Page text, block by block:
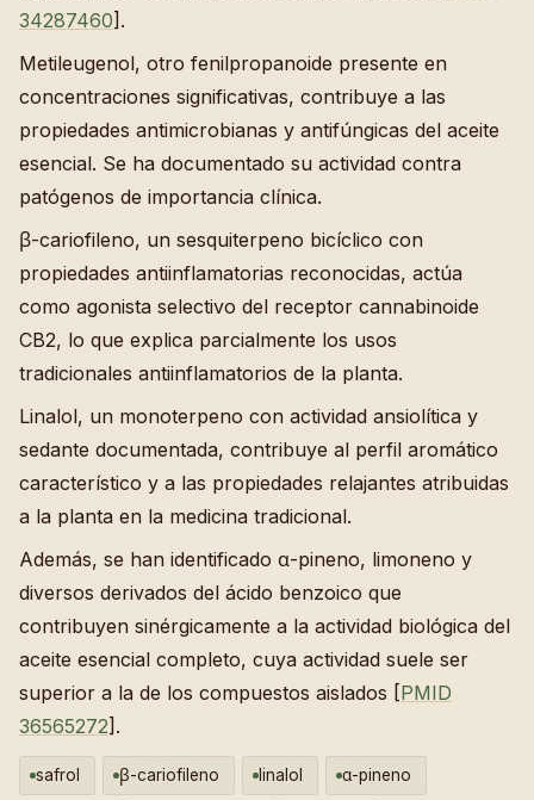
34287460].
Metileugenol, otro fenilpropanoide presente en
concentraciones significativas, contribuye a las
propiedades antimicrobianas y antifúngicas del aceite
esencial. Se ha documentado su actividad contra
patógenos de importancia clínica.
β-cariofileno, un sesquiterpeno bicíclico con
propiedades antiinflamatorias reconocidas, actúa
como agonista selectivo del receptor cannabinoide
CB2, lo que explica parcialmente los usos
tradicionales antiinflamatorios de la planta.
Linalol, un monoterpeno con actividad ansiolítica y
sedante documentada, contribuye al perfil aromático
característico y a las propiedades relajantes atribuidas
a la planta en la medicina tradicional.
Además, se han identificado α-pineno, limoneno y
diversos derivados del ácido benzoico que
contribuyen sinérgicamente a la actividad biológica del
aceite esencial completo, cuya actividad suele ser
superior a la de los compuestos aislados [PMID
36565272].
safrol β-cariofileno linalol α-pineno